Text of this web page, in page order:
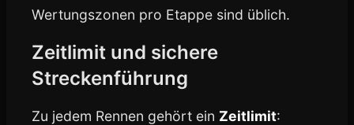
Wertungszonen pro Etappe sind üblich.
Zeitlimit und sichere
Streckenführung
Zu jedem Rennen gehört ein Zeitlimit: